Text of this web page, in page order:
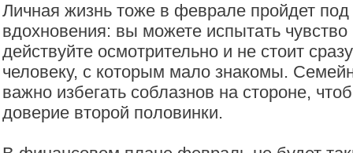
Личная жизнь тоже в феврале пройдет под
вдохновения: вы можете испытать
действуйте осмотрительно и не стоит
человеку, с которым мало знакомы.
важно избегать соблазнов на стороне,
доверие второй половинки.